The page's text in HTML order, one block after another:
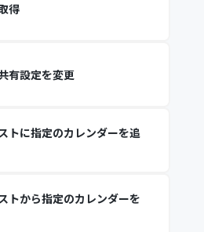
得
有設定を変更
トに指定のカレンダーを追
トから指定のカレンダーを